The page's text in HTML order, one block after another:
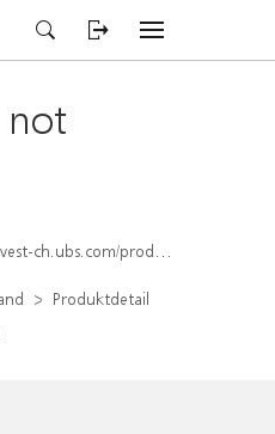
not
produkt/detail/index/isin/CH1558303066
Produktdetail